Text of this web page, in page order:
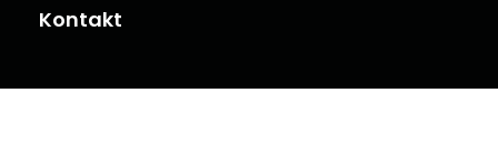
Kontakt